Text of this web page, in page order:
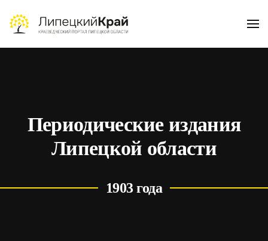
Skip to main content
Периодические издания
Липецкой области
1903 года